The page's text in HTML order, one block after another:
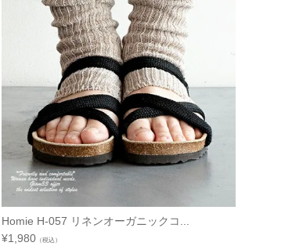
Homie H-057 リネンオーガニックコ...
¥1,980 （税込）